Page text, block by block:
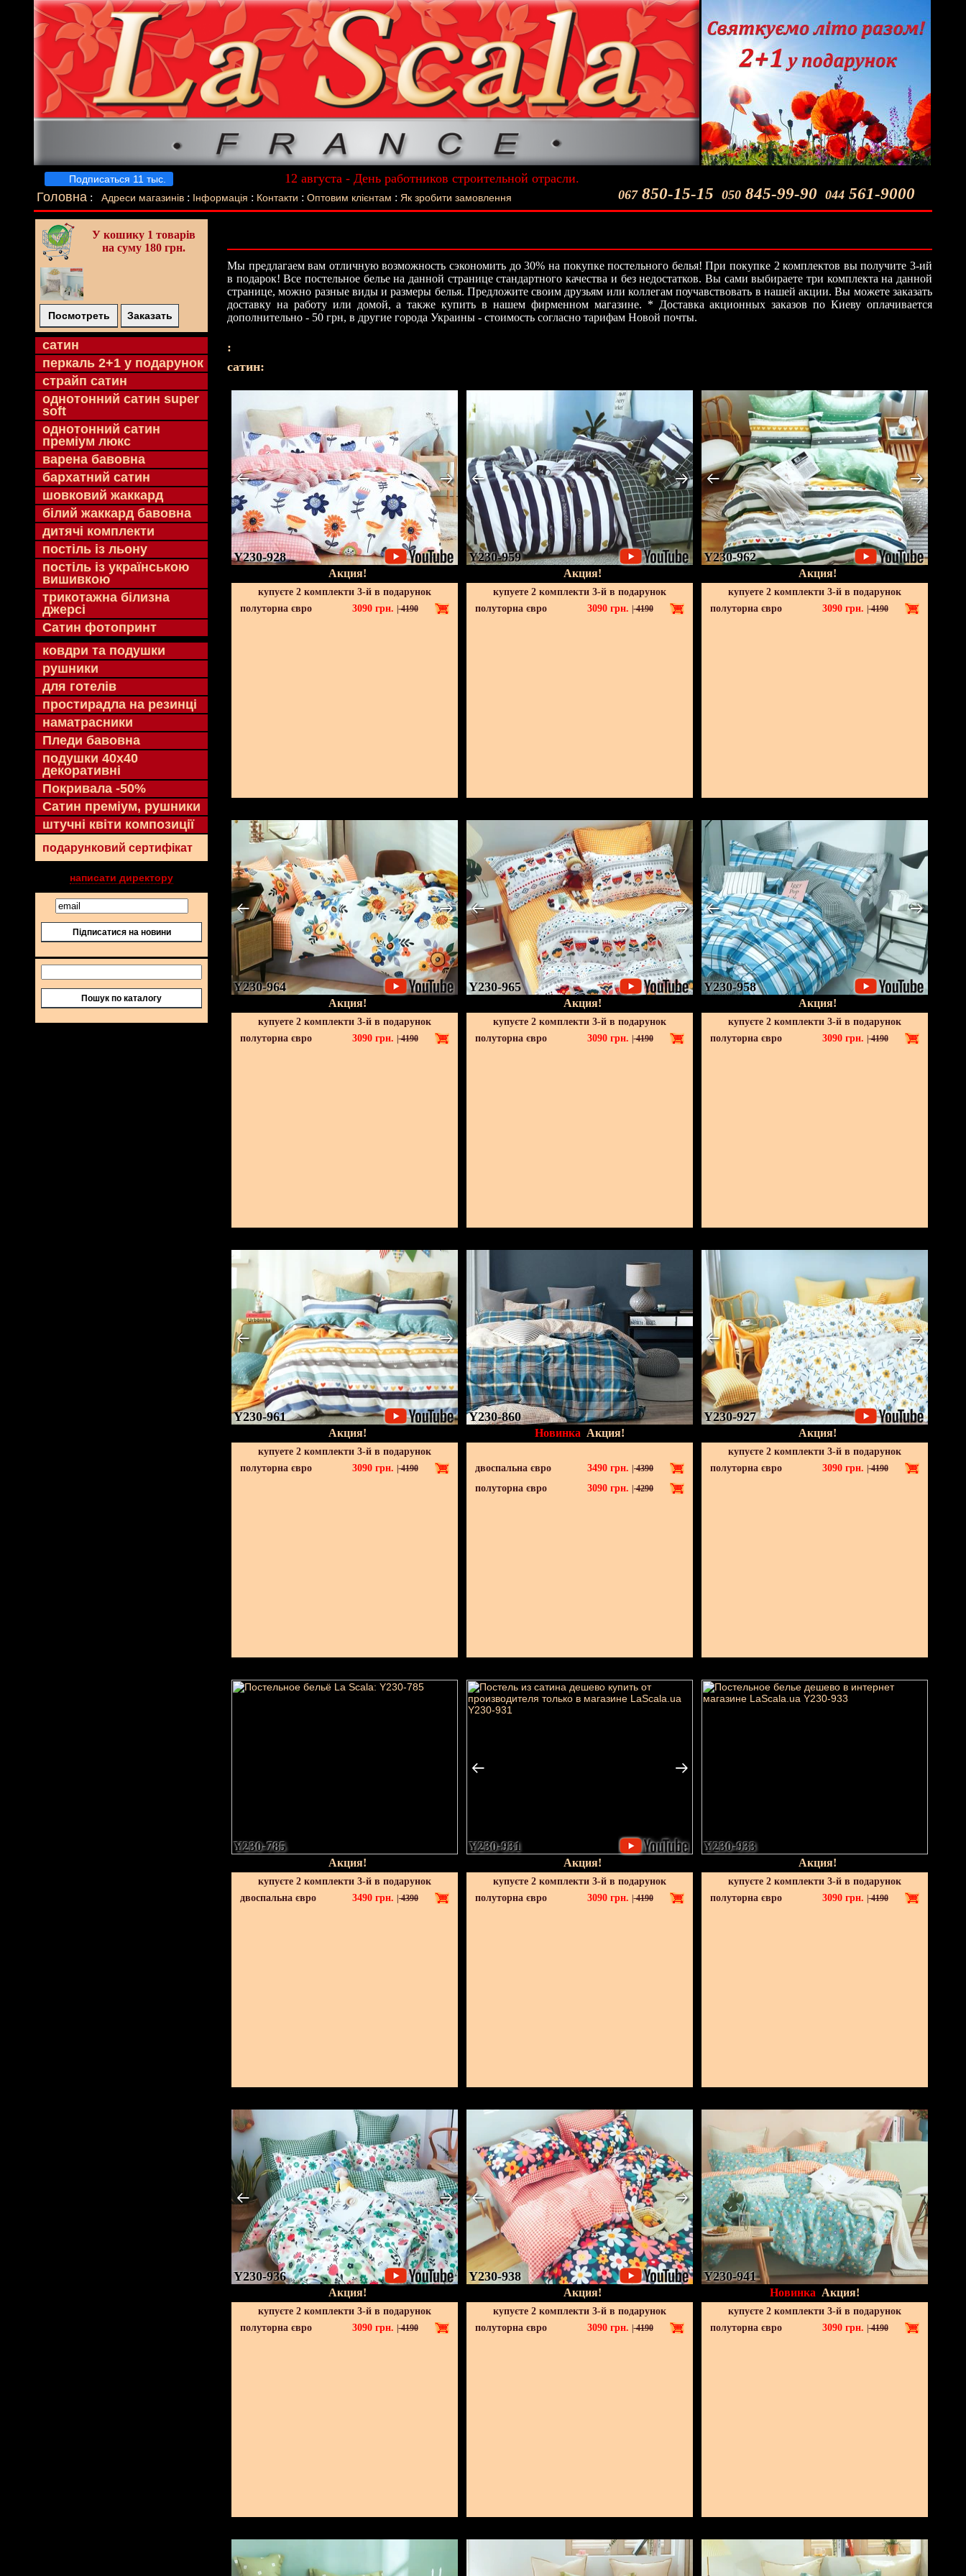
Подписаться 11 тыс.
12 августа - День работников строительной отрасли.
Лучший подарок - Постельное белье La Scala!
067850-15-15 050 845-99-90 044 561-9000
Головна : Адреси магазинів : Інформація : Контакти : Оптовим клієнтам : Як зробити замовлення
У кошику 1 товарів
на суму 180 грн.
Посмотреть Заказать
cатин
перкаль 2+1 у подарунок
страйп сатин
однотонний сатин super
soft
однотонний сатин
преміум люкс
варена бавовна
бархатний сатин
шовковий жаккард
білий жаккард бавовна
дитячі комплекти
постіль із льону
постіль із українською
вишивкою
трикотажна білизна
джерсі
Сатин фотопринт
ковдри та подушки
рушники
для готелів
простирадла на резинці
наматрасники
Пледи бавовна
подушки 40х40
декоративні
Покривала -50%
Сатин преміум, рушники
штучні квіти композиції
подарунковий сертифікат
написати директору
Підписатися на новини
Пошук по каталогу
Мы предлагаем вам отличную возможность сэкономить до 30% на покупке постельного белья! При покупке 2 комплектов вы получите 3-ий
в подарок! Все постельное белье на данной странице стандартного качества и без недостатков. Вы сами выбираете три комплекта на данной
странице, можно разные виды и размеры белья. Предложите своим друзьям или коллегам поучавствовать в нашей акции. Вы можете заказать
доставку на работу или домой, а также купить в нашем фирменном магазине. * Доставка акционных заказов по Киеву оплачивается
дополнительно - 50 грн, в другие города Украины - стоимость согласно тарифам Новой почты.
:
cатин:
Y230-928
Акция!
купуєте 2 комплекти 3-й в подарунок
полуторна євро
3090 грн. |4190
Y230-959
Акция!
купуете 2 комплекти 3-й в подарунок
полуторна євро
3090 грн. |4190
Y230-962
Акция!
купуете 2 комплекти 3-й в подарунок
полуторна євро
3090 грн. |4190
Y230-964
Акция!
купуете 2 комплекти 3-й в подарунок
полуторна євро
3090 грн. |4190
Y230-965
Акция!
купуєте 2 комплекти 3-й в подарунок
полуторна євро
3090 грн. |4190
Y230-958
Акция!
купуєте 2 комплекти 3-й в подарунок
полуторна євро
3090 грн. |4190
Y230-961
Акция!
купуете 2 комплекти 3-й в подарунок
полуторна євро
3090 грн. |4190
Y230-860
Новинка Акция!
двоспальна євро 3490 грн. 4390
полуторна євро 3090 грн. 4290
Y230-927
Акция!
купуєте 2 комплекти 3-й в подарунок
полуторна євро
3090 грн. |4190
Y230-785
Акция!
купуєте 2 комплекти 3-й в подарунок
двоспальна євро
3490 грн. 4390
Y230-931
Акция!
купуєте 2 комплекти 3-й в подарунок
полуторна євро
3090 грн. |4190
Y230-933
Акция!
купуєте 2 комплекти 3-й в подарунок
полуторна євро
3090 грн. |4190
Y230-936
Акция!
купуєте 2 комплекти 3-й в подарунок
полуторна євро
3090 грн. |4190
Y230-938
Акция!
купуєте 2 комплекти 3-й в подарунок
полуторна євро
3090 грн. |4190
Y230-941
Новинка Акция!
купуєте 2 комплекти 3-й в подарунок
полуторна євро
3090 грн. |4190